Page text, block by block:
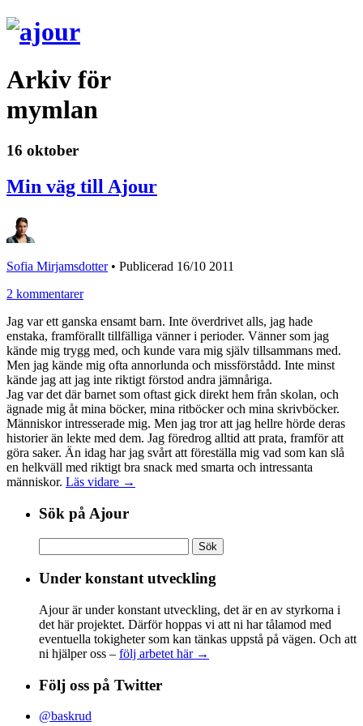
Arkiv för
mymlan
16 oktober
Min väg till Ajour
Sofia Mirjamsdotter• Publicerad 16/10 2011
2 kommentarer
Jag var ett ganska ensamt barn. Inte överdrivet alls, jag hade
enstaka, framförallt tillfälliga vänner i perioder. Vänner som jag
kände mig trygg med, och kunde vara mig själv tillsammans med.
Men jag kände mig ofta annorlunda och missförstådd. Inte minst
kände jag att jag inte riktigt förstod andra jämnåriga.
Jag var det där barnet som oftast gick direkt hem från skolan, och
ägnade mig åt mina böcker, mina ritböcker och mina skrivböcker.
Människor intresserade mig. Men jag tror att jag hellre hörde deras
historier än lekte med dem. Jag föredrog alltid att prata, framför att
göra saker. Än idag har jag svårt att föreställa mig vad som kan slå
en helkväll med riktigt bra snack med smarta och intressanta
människor. Läs vidare →
Sök på Ajour
efter:
Under konstant utveckling
Ajour är under konstant utveckling, det är en av styrkorna i
det här projektet. Därför hoppas vi att ni har tålamod med
eventuella tokigheter som kan tänkas uppstå på vägen. Och att
ni hjälper oss – följ arbetet här →
Följ oss på Twitter
@baskrud